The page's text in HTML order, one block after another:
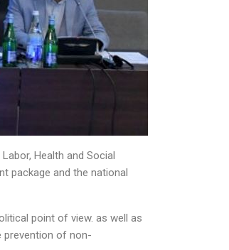
Health and Social
package and the national
point of view. as well as
prevention of non-